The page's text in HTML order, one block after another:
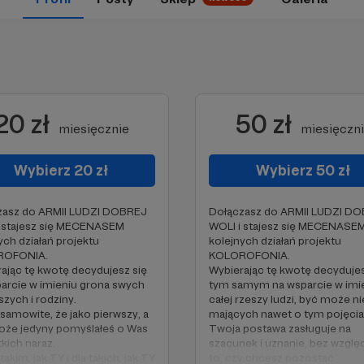
zł miesięcznie
Wybierz 20 zł
do ARMII LUDZI DOBREJ
się MECENASEM
działań projektu
tę kwotę decydujesz się
w imieniu grona swych
i rodziny.
że jako pierwszy, a
jedyny pomyślałeś o Was
naraz.
50 zł
Wybierz 50 zł
Dołączasz do ARMII LUDZI
WOLI i stajesz się
kolejnych działań projektu
KOLOROFONIA.
Wybierając tę kwotę
tym samym na wsparcie w
całej rzeszy ludzi, być może
mających nawet o tym
Twoja postawa zasługuje na
szacunek i uznanie, bez